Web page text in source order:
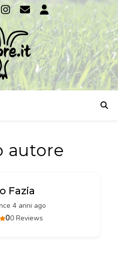
autore
Fazia
4 anni ago
00 Reviews